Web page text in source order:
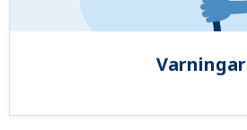
Varningar